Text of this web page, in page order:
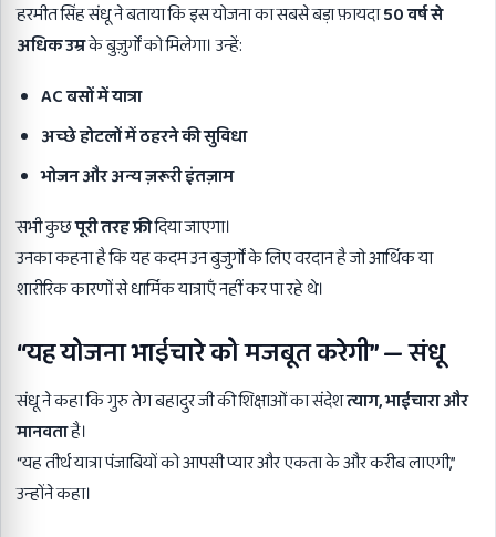
हरमीत सिंह संधू ने बताया कि इस योजना का सबसे बड़ा फ़ायदा50वर्ष से
अधिक उम्रके बुज़ुर्गों को मिलेगा। उन्हें:
ACबसों में यात्रा
अच्छे होटलों में ठहरने की सुविधा
भोजन और अन्य ज़रूरी इंतज़ाम
सभी कुछपूरी तरह फ्रीदिया जाएगा।
उनका कहना है कि यह कदम उन बुजुर्गों के लिए वरदान है जो आर्थिक या
शारीरिक कारणों से धार्मिक यात्राएँ नहीं कर पा रहे थे।
“यह योजना भाईचारे को मजबूत करेगी” —संधू
संधू ने कहा कि गुरु तेग बहादुर जी की शिक्षाओं का संदेशत्याग,भाईचारा और
मानवताहै।
“यह तीर्थ यात्रा पंजाबियों को आपसी प्यार और एकता के और करीब लाएगी,”
उन्होंने कहा।